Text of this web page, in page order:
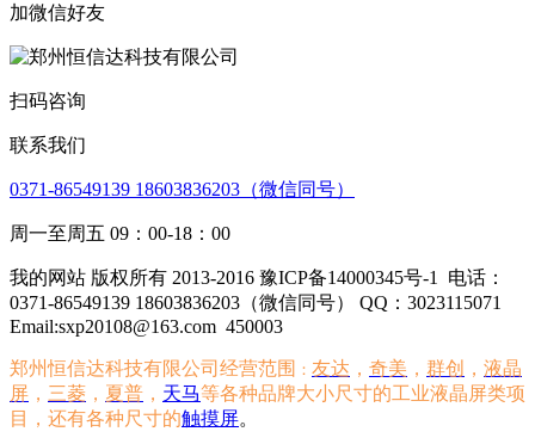
加微信好友
扫码咨询
联系我们
0371-86549139 18603836203（微信同号）
周一至周五 09：00-18：00
我的网站 版权所有 2013-2016 豫ICP备14000345号-1
电话：
0371-86549139 18603836203（微信同号） QQ：3023115071
Email:sxp20108@163.com 450003
郑州恒信达科技有限公司经营范围 ： 友达 ， 奇美 ， 群创 ， 液晶
屏 ， 三菱 ， 夏普 ， 天马等各种品牌大小尺寸的工业液晶屏类项
目，还有各种尺寸的触摸屏。